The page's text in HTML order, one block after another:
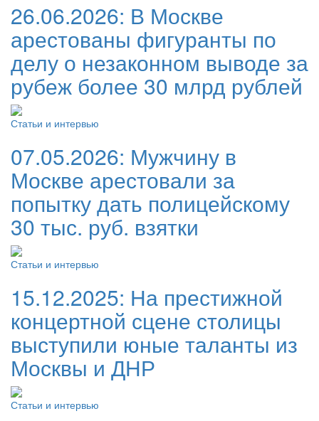
26.06.2026: В Москве
арестованы фигуранты по
делу о незаконном выводе за
рубеж более 30 млрд рублей
Статьи и интервью
07.05.2026: Мужчину в
Москве арестовали за
попытку дать полицейскому
30 тыс. руб. взятки
Статьи и интервью
15.12.2025: На престижной
концертной сцене столицы
выступили юные таланты из
Москвы и ДНР
Статьи и интервью